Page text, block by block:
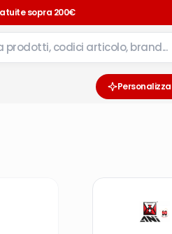
sopra 200€